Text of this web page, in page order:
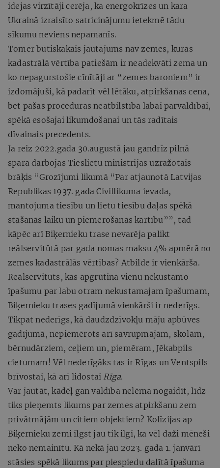
idejas virzītāji cerēja, ka energokrīzes un kara
Ukrainā izraisīto satricinājumu ietekmē tādu
sīkumu neviens nepamanīs.
Tomēr būtiskākais jautājums nav zemes, kuras
kadastrālā vērtība patiešām ir neadekvāti zema un
ko nepagurstošie cīnītāji ar “zemes baroniem” ir
izdomājuši, kā padarīt vēl lētāku, atpirkšanas cena,
bet pašas procedūras neatbilstība labai pārvaldībai,
spēkā esošajai likumdošanai un tās radītais
dīvainais precedents.
Ja reiz 2022.gada 30.augustā jau gandrīz pilnā
sparā darbojās Tieslietu ministrijas uzražotais
brāķis “Grozījumi likumā “Par atjaunotā Latvijas
Republikas 1937. gada Civillikuma ievada,
mantojuma tiesību un lietu tiesību daļas spēkā
stāšanās laiku un piemērošanas kārtību””, tad
kāpēc arī Biķernieku trase nevarēja palikt
reālservitūtā par gada nomas maksu 4% apmērā no
zemes kadastrālās vērtības? Atbilde ir vienkārša.
Reālservitūts, kas apgrūtina vienu nekustamo
īpašumu par labu otram nekustamajam īpašumam,
Biķernieku trases gadījumā vienkārši ir nederīgs.
Tikpat nederīgs, kā daudzdzīvokļu māju apbūves
gadījumā, nepiemērots arī savrupmājām, skolām,
bērnudārziem, ceļiem un, piemēram, Jēkabpils
cietumam! Vēl nederīgāks tas ir Rīgas un Ventspils
brīvostai, kā arī lidostai Rīga.
Var jautāt, kādēļ gan valdība nelēma nogaidīt, līdz
tiks pieņemts likums par zemes atpirkšanu zem
privātmājām un citiem objektiem? Kolīzijas ap
Biķernieku zemi ilgst jau tik ilgi, ka vēl daži mēneši
neko nemainītu. Kā nekā jau 2023. gada 1. janvārī
stāsies spēkā likums par piespiedu dalītā īpašuma